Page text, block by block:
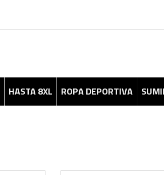
HASTA 8XL ROPA DEPORTIVA